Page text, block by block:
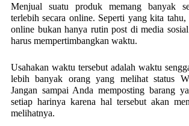
Menjual suatu produk memang banyak
terlebih secara online. Seperti yang kita tahu,
online bukan hanya rutin post di media
harus mempertimbangkan waktu.
Usahakan waktu tersebut adalah waktu
lebih banyak orang yang melihat status
Jangan sampai Anda memposting barang
setiap harinya karena hal tersebut akan
melihatnya.